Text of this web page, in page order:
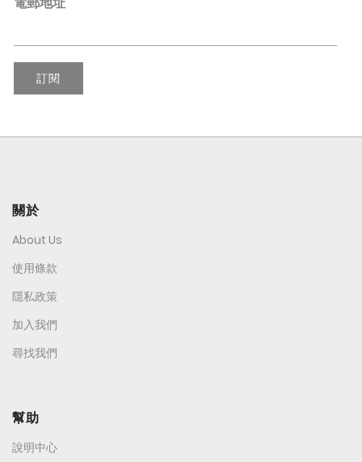
訂閱
關於
About Us
使用條款
隱私政策
加入我們
尋找我們
幫助
說明中心